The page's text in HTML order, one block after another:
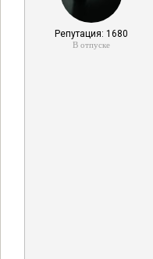
Репутация: 1680
В отпуске